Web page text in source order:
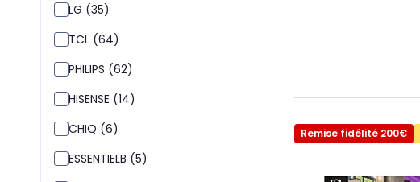
LG (35)
TCL (64)
PHILIPS (62)
HISENSE (14)
CHIQ (6)
ESSENTIELB (5)
Remise fidélité 200€